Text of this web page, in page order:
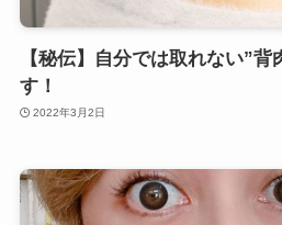
【秘伝】自分では取れない”
す！
2022年3月2日